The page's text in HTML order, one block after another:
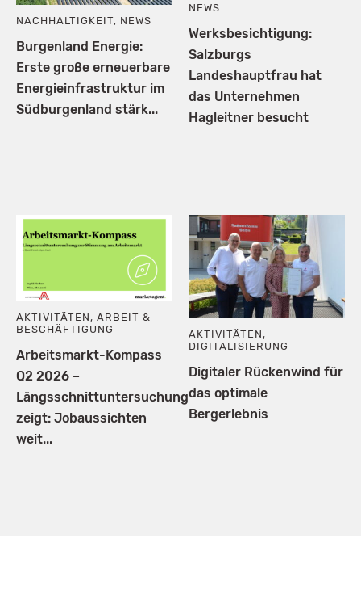
NACHHALTIGKEIT, NEWS
Burgenland Energie:
Erste große erneuerbare
Energieinfrastruktur im
Südburgenland stärk...
NEWS
Werksbesichtigung:
Salzburgs
Landeshauptfrau hat
das Unternehmen
Hagleitner besucht
AKTIVITÄTEN,ARBEIT &
BESCHÄFTIGUNG
Arbeitsmarkt-Kompass
Q2 2026 –
Längsschnittuntersuchung
zeigt: Jobaussichten
weit...
AKTIVITÄTEN,
DIGITALISIERUNG
Digitaler Rückenwind für
das optimale
Bergerlebnis